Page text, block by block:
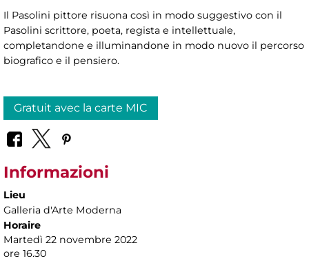
Il Pasolini pittore risuona così in modo suggestivo con il
Pasolini scrittore, poeta, regista e intellettuale,
completandone e illuminandone in modo nuovo il percorso
biografico e il pensiero.
Gratuit avec la carte MIC
Informazioni
Lieu
Galleria d'Arte Moderna
Horaire
Martedì 22 novembre 2022
ore 16.30